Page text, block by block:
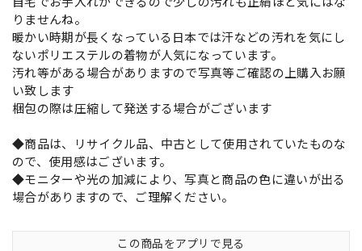
りませんね。
暖かい時期が長くなっている日本では汗などの汚れを気にし
ないポリエステルの着物が人気になっています。
汚れ等がある場合がありますので写真等ご確認の上購入お願
い致します
梱包の際は圧縮して発送する場合がございます
◆商品は、リサイクル品、中古として使用されていたものな
ので、使用感はございます。
◆モニターや光の加減により、写真と商品の色に違いが出る
場合がありますので、ご理解ください。
この商品をアプリで見る